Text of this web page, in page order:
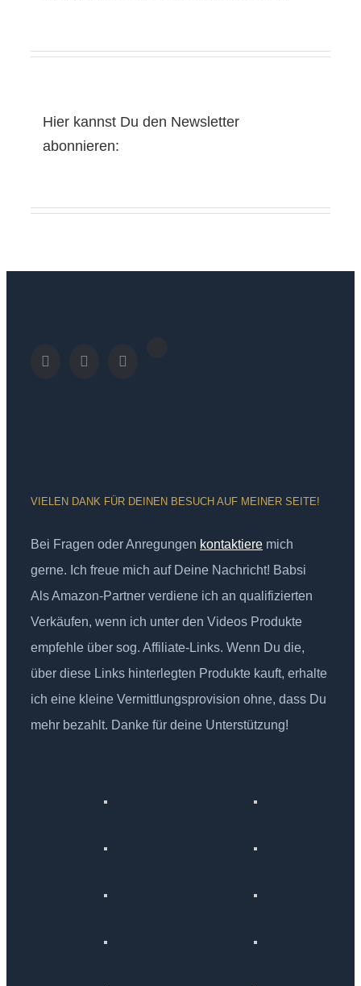
Hier kannst Du den Newsletter
abonnieren:
VIELEN DANK FÜR DEINEN BESUCH AUF MEINER SEITE!
Bei Fragen oder Anregungen kontaktiere mich
gerne. Ich freue mich auf Deine Nachricht! Babsi
Als Amazon-Partner verdiene ich an qualifizierten
Verkäufen, wenn ich unter den Videos Produkte
empfehle über sog. Affiliate-Links. Wenn Du die,
über diese Links hinterlegten Produkte kauft, erhalte
ich eine kleine Vermittlungsprovision ohne, dass Du
mehr bezahlt. Danke für deine Unterstützung!